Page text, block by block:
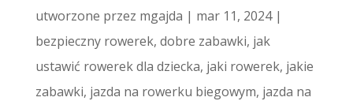
utworzone przez mgajda | mar 11, 2024|
bezpieczny rowerek, dobre zabawki, jak
ustawić rowerek dla dziecka, jaki rowerek, jakie
zabawki, jazda na rowerku biegowym, jazda na